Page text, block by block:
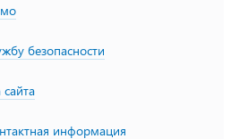
безопасности
информация